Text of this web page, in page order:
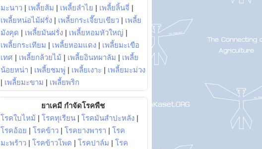
มะนาว | เพลี้ยส้ม | เพลี้ยลำไย | เพลี้ยลิ้นจี่ |
เพลี้ยหน่อไม้ฝรั่ง | เพลี้ยกระเจี๊ยบเขียว | เพลี้ย
มังคุด | เพลี้ยมันฝรั่ง | เพลี้ยหอมหัวใหญ่ |
เพลี้ยกระเทียม | เพลี้ยหอมแดง | เพลี้ยมะเขือ
เทศ | เพลี้ยกล้วยไม้ | เพลี้ยอินทผาลัม | เพลี้ย
น้อยหน่า | เพลี้ยชมพู่ | เพลี้ยเงาะ | เพลี้ยมะม่วง
| เพลี้ยมะขาม | เพลี้ยพริก
ยาเคมี กำจัดโรคพืช
โรคใบไหม้ | โรคทุเรียน | โรคมันสำปะหลัง |
โรคอ้อย | โรคข้าว | โรคยางพารา | โรค
มะพร้าว | โรคข้าวโพด | โรคปาล์ม | โรค